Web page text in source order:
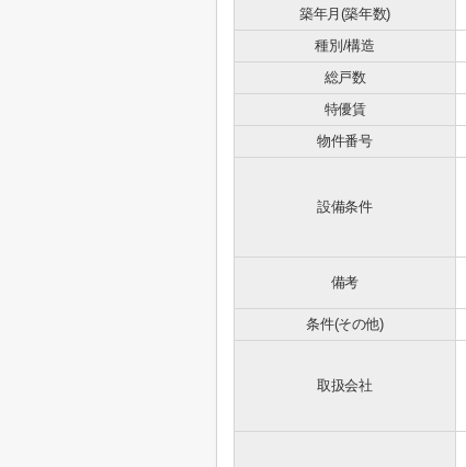
築年月(築年数)
種別/構造
総戸数
特優賃
物件番号
設備条件
備考
条件(その他)
取扱会社